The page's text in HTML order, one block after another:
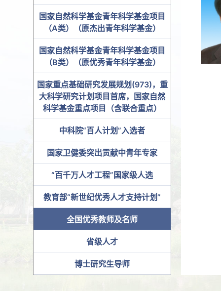
国家自然科学基金青年科学基金项目
（A类）（原杰出青年科学基金）
国家自然科学基金青年科学基金项目
（B类）（原优秀青年科学基金）
国家重点基础研究发展规划(973)，重
大科学研究计划项目首席，国家自然
科学基金重点项目（含联合重点）
中科院“百人计划”入选者
国家卫健委突出贡献中青年专家
“百千万人才工程”国家级人选
教育部“新世纪优秀人才支持计划”
全国优秀教师及名师
省级人才
博士研究生导师